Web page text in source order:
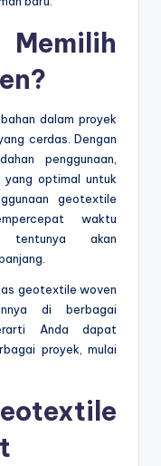
dalam proyek
cerdas. Dengan
penggunaan,
yang optimal untuk
geotextile
waktu
tentunya akan
geotextile woven
di berbagai
Anda dapat
proyek, mulai